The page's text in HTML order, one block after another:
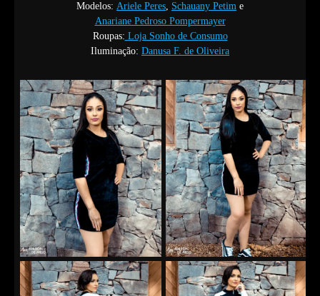
Modelos: Ariele Peres, Schauany Petim e
Anariane Pedroso Pompermayer
Roupas: Loja Sonho de Consumo
Iluminação: Danusa F. de Oliveira